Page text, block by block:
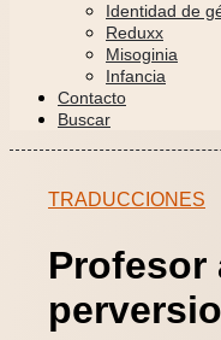
Identidad de
Reduxx
Misoginia
Infancia
Contacto
Buscar
TRADUCCIONES
Profesor